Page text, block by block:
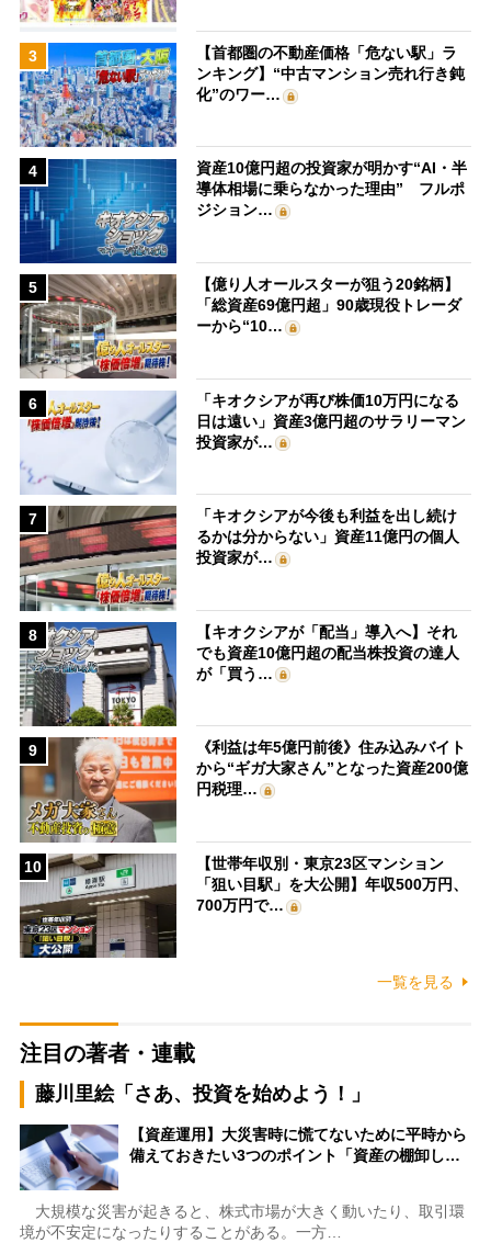
3
【首都圏の不動産価格「危ない駅」ラ
ンキング】“中古マンション売れ行き鈍
化”のワー…
4
資産10億円超の投資家が明かす“AI・半
導体相場に乗らなかった理由” フルポ
ジション…
5
【億り人オールスターが狙う20銘柄】
「総資産69億円超」90歳現役トレーダ
ーから“10…
6
「キオクシアが再び株価10万円になる
日は遠い」資産3億円超のサラリーマン
投資家が…
7
「キオクシアが今後も利益を出し続け
るかは分からない」資産11億円の個人
投資家が…
8
【キオクシアが「配当」導入へ】それ
でも資産10億円超の配当株投資の達人
が「買う…
9
《利益は年5億円前後》住み込みバイト
から“ギガ大家さん”となった資産200億
円税理…
10
【世帯年収別・東京23区マンション
「狙い目駅」を大公開】年収500万円、
700万円で…
一覧を見る
注目の著者・連載
藤川里絵「さあ、投資を始めよう！」
【資産運用】大災害時に慌てないために平時から
備えておきたい3つのポイント「資産の棚卸し…
大規模な災害が起きると、株式市場が大きく動いたり、取引環
境が不安定になったりすることがある。一方…